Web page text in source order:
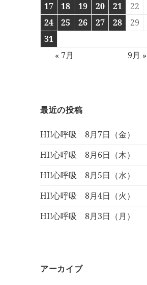
17
18 19 20 21 22
24
25 26 27 28 29
31
« 7月
9月 »
最近の投稿
HI!心呼吸 8月7日（金）
HI!心呼吸 8月6日（木）
HI!心呼吸 8月5日（水）
HI!心呼吸 8月4日（火）
HI!心呼吸 8月3日（月）
アーカイブ